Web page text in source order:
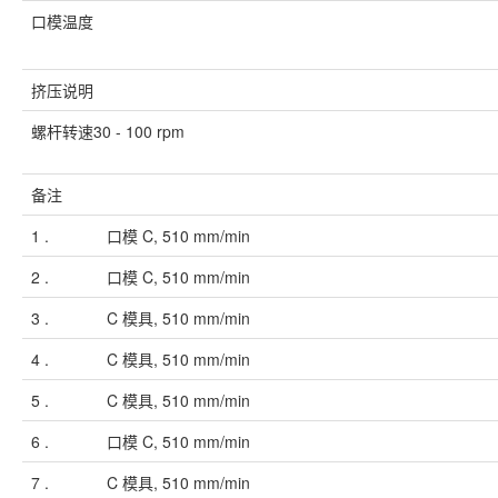
口模温度
挤压说明
螺杆转速30 - 100 rpm
备注
1 .
口模 C, 510 mm/min
2 .
口模 C, 510 mm/min
3 .
C 模具, 510 mm/min
4 .
C 模具, 510 mm/min
5 .
C 模具, 510 mm/min
6 .
口模 C, 510 mm/min
7 .
C 模具, 510 mm/min